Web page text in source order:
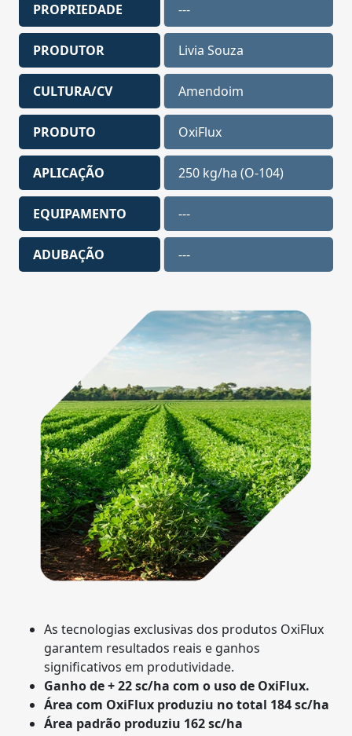
PROPRIEDADE ---
PRODUTOR Livia Souza
CULTURA/CV Amendoim
PRODUTO OxiFlux
APLICAÇÃO 250 kg/ha (O-104)
EQUIPAMENTO ---
ADUBAÇÃO ---
As tecnologias exclusivas dos produtos OxiFlux
garantem resultados reais e ganhos
significativos em produtividade.
Ganho de + 22 sc/ha com o uso de OxiFlux.
Área com OxiFlux produziu no total 184 sc/ha
Área padrão produziu 162 sc/ha